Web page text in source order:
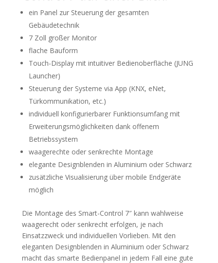
ein Panel zur Steuerung der gesamten
Gebäudetechnik
7 Zoll großer Monitor
flache Bauform
Touch-Display mit intuitiver Bedienoberfläche (JUNG
Launcher)
Steuerung der Systeme via App (KNX, eNet,
Türkommunikation, etc.)
individuell konfigurierbarer Funktionsumfang mit
Erweiterungsmöglichkeiten dank offenem
Betriebssystem
waagerechte oder senkrechte Montage
elegante Designblenden in Aluminium oder Schwarz
zusätzliche Visualisierung über mobile Endgeräte
möglich
Die Montage des Smart-Control 7″ kann wahlweise
waagerecht oder senkrecht erfolgen, je nach
Einsatzzweck und individuellen Vorlieben. Mit den
eleganten Designblenden in Aluminium oder Schwarz
macht das smarte Bedienpanel in jedem Fall eine gute